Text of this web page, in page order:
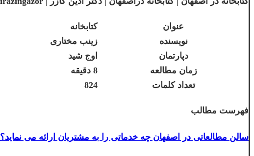
عنوان
کتابخانه
نویسنده
زینب مختاری
دپارتمان
اوج شید
زمان مطالعه
8 دقیقه
تعداد کلمات
824
فهرست مطالب
سالن مطالعاتی در اصفهان چه خدماتی را به مشتریان ارائه می نماید؟